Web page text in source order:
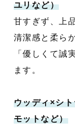
ユリなど）
甘すぎず、上
清潔感と柔ら
「優しくて誠
ます。
ウッディ×シ
モットなど）